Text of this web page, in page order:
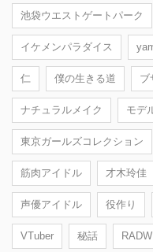
池袋ウエストゲートパーク
イケメンパラダイス
仁 僕の生きる道 ブ
ナチュラルメイク モデ
東京ガールズコレクション
筋肉アイドル 才木玲佳
声優アイドル 役作り
VTuber 秘話